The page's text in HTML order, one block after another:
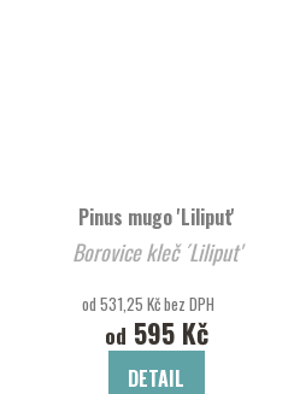
Pinus mugo 'Liliput'
Borovice kleč ´Liliput'
od 531,25 Kč bez DPH
od 595 Kč
DETAIL